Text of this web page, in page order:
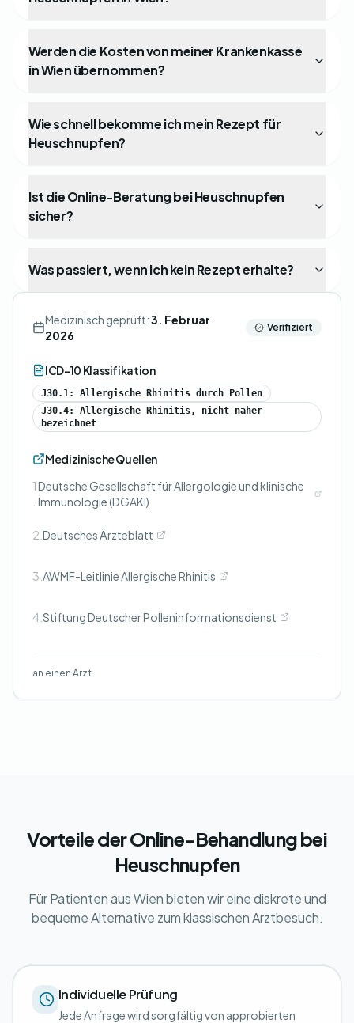
Werden die Kosten von meiner Krankenkasse
in Wien übernommen?
Wie schnell bekomme ich mein Rezept für
Heuschnupfen?
Ist die Online-Beratung bei Heuschnupfen
sicher?
Was passiert, wenn ich kein Rezept erhalte?
Medizinisch geprüft:3. Februar
2026
Verifiziert
ICD-10 Klassifikation
J30.1: Allergische Rhinitis durch Pollen
J30.4: Allergische Rhinitis, nicht näher
bezeichnet
Medizinische Quellen
1Deutsche Gesellschaft für Allergologie und klinische
Immunologie (DGAKI)
2. Deutsches Ärzteblatt
3. AWMF-Leitlinie Allergische Rhinitis
4. Stiftung Deutscher Polleninformationsdienst
an einen Arzt.
Vorteile der Online-Behandlung bei
Heuschnupfen
Für Patienten aus Wien bieten wir eine diskrete und
bequeme Alternative zum klassischen Arztbesuch.
Individuelle Prüfung
Jede Anfrage wird sorgfältig von approbierten